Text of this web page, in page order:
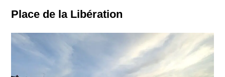
Place de la Libération